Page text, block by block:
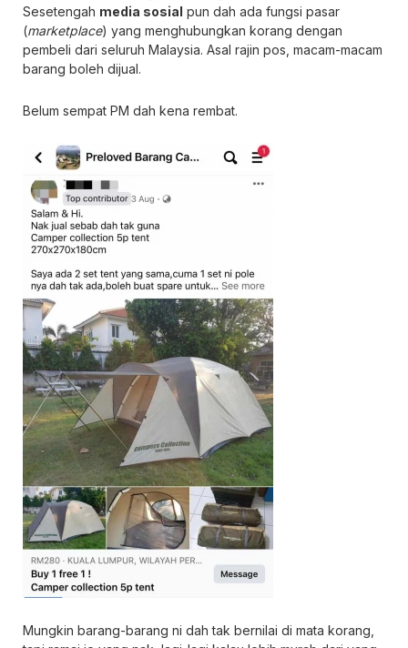
Sesetengah media sosial pun dah ada fungsi pasar
(marketplace) yang menghubungkan korang dengan
pembeli dari seluruh Malaysia. Asal rajin pos, macam-macam
barang boleh dijual.
Belum sempat PM dah kena rembat.
Mungkin barang-barang ni dah tak bernilai di mata korang,